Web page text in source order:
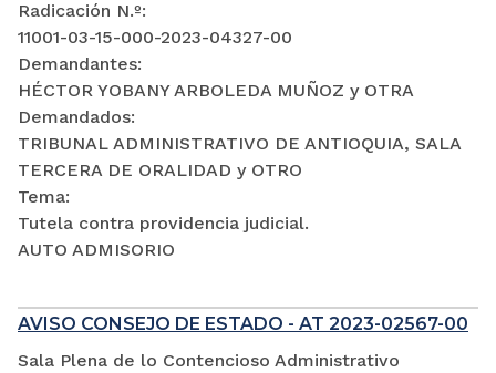
Radicación N.º:
11001-03-15-000-2023-04327-00
Demandantes:
HÉCTOR YOBANY ARBOLEDA MUÑOZ y OTRA
Demandados:
TRIBUNAL ADMINISTRATIVO DE ANTIOQUIA, SALA
TERCERA DE ORALIDAD y OTRO
Tema:
Tutela contra providencia judicial.
AUTO ADMISORIO
AVISO CONSEJO DE ESTADO - AT 2023-02567-00
Sala Plena de lo Contencioso Administrativo